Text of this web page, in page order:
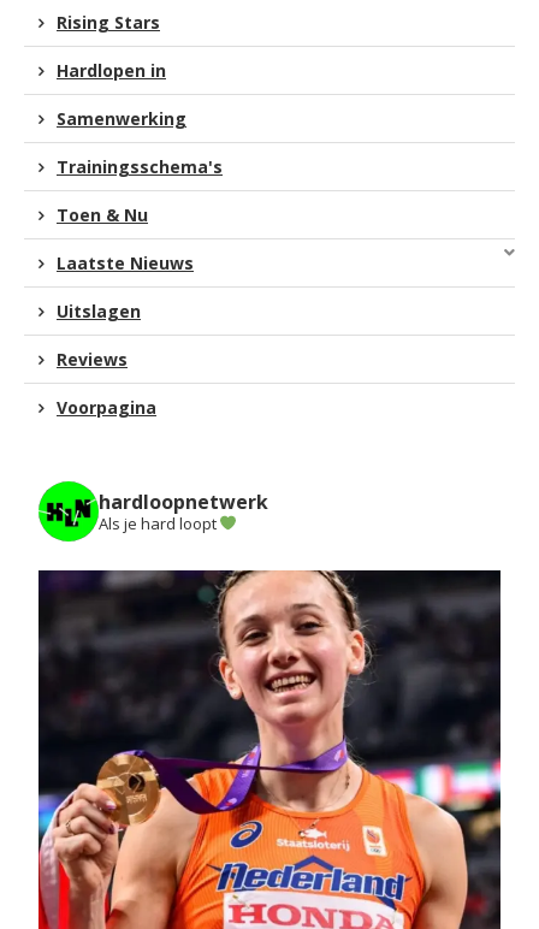
Rising Stars
Hardlopen in
Samenwerking
Trainingsschema's
Toen & Nu
Laatste Nieuws
Uitslagen
Reviews
Voorpagina
hardloopnetwerk
Als je hard loopt